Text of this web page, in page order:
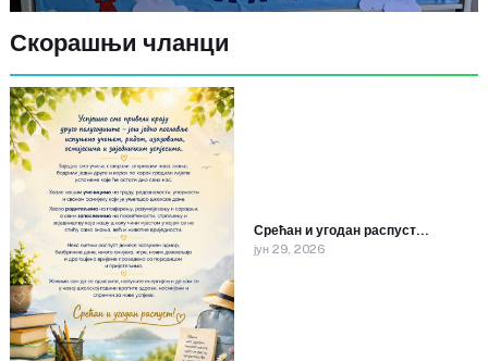
Скорашњи чланци
Срећан и угодан распуст…
јун 29, 2026